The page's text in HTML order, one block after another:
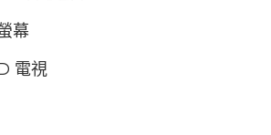
幕
電視